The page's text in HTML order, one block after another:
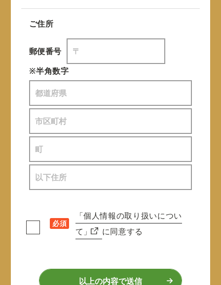
ご住所
郵便番号
※半角数字
必須
「個人情報の取り扱いについ
て」
に同意する
以上の内容で送信